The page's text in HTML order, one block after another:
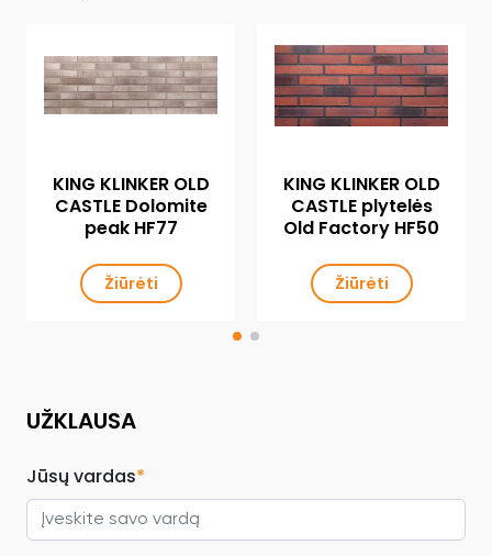
KING KLINKER OLD
CASTLE Dolomite
peak HF77
Žiūrėti
KING KLINKER OLD
CASTLE plytelės
Old Factory HF50
Žiūrėti
UŽKLAUSA
Jūsų vardas*